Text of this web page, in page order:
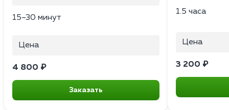
15–30 минут
Цена
4 800 ₽
Заказать
1.5 часа
Цена
3 200 ₽